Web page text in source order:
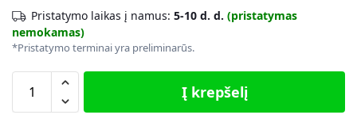
Pristatymo laikas į namus: 5-10 d. d. (pristatymas
nemokamas)
*Pristatymo terminai yra preliminarūs.
Į krepšelį